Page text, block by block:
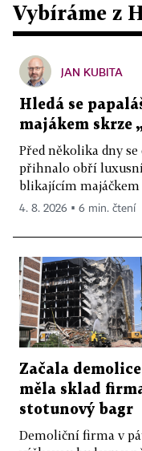
Vybíráme z
JAN KUBITA
Hledá se
majákem skrze
Před několika dny
přihnalo obří
blikajícím majáčkem
4. 8. 2026 ▪ 6 min. čtení
Začala
měla sklad
stotunový bagr
Demoliční firma v